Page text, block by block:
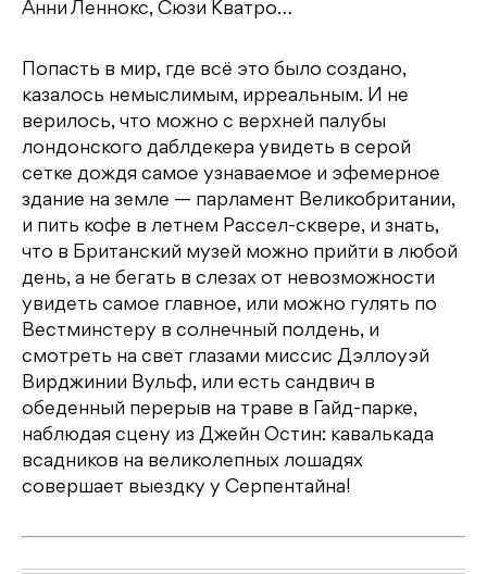
Анни Леннокс, Сюзи Кватро…
Попасть в мир, где всё это было создано,
казалось немыслимым, ирреальным. И не
верилось, что можно с верхней палубы
лондонского даблдекера увидеть в серой
сетке дождя самое узнаваемое и эфемерное
здание на земле — парламент Великобритании,
и пить кофе в летнем Рассел-сквере, и знать,
что в Британский музей можно прийти в любой
день, а не бегать в слезах от невозможности
увидеть самое главное, или можно гулять по
Вестминстеру в солнечный полдень, и
смотреть на свет глазами миссис Дэллоуэй
Вирджинии Вульф, или есть сандвич в
обеденный перерыв на траве в Гайд-парке,
наблюдая сцену из Джейн Остин: кавалькада
всадников на великолепных лошадях
совершает выездку у Серпентайна!